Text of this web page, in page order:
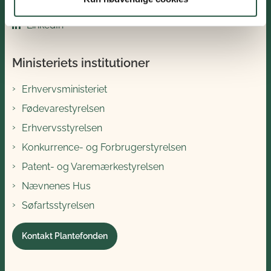
LinkedIn
Ministeriets institutioner
Erhvervsministeriet
Fødevarestyrelsen
Erhvervsstyrelsen
Konkurrence- og Forbrugerstyrelsen
Patent- og Varemærkestyrelsen
Nævnenes Hus
Søfartsstyrelsen
Kontakt Plantefonden